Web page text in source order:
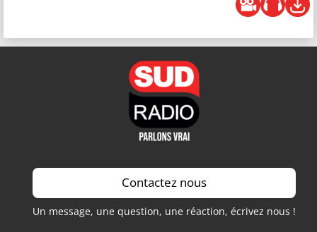
Contactez nous
Un message, une question, une réaction, écrivez nous !